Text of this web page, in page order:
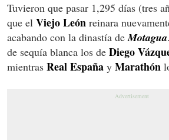
Tuvieron que pasar 1,295 días (tres
que el Viejo León reinara
acabando con la dinastía deMotagua
de sequía blanca los de Diego
mientras Real España y Marathón